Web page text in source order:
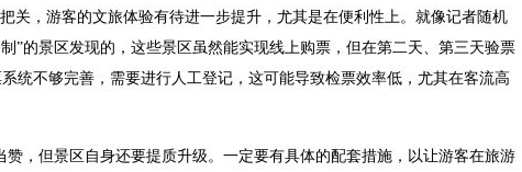
，游客的文旅体验有待进一步提升，尤其是在便利性上。就像记者随机
”的景区发现的，这些景区虽然能实现线上购票，但在第二天、第三天验票
统不够完善，需要进行人工登记，这可能导致检票效率低，尤其在客流高
，但景区自身还要提质升级。一定要有具体的配套措施，以让游客在旅游